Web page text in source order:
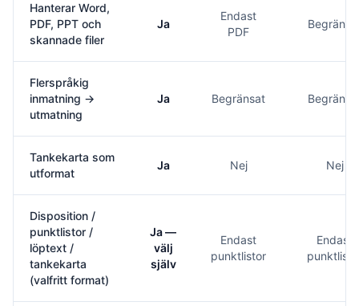
Hanterar Word,
PDF, PPT och
skannade filer
Ja
Endast
PDF
Flerspråkig
inmatning →
utmatning
Ja Begränsat
Tankekarta som
utformat
Ja Nej Nej
Disposition /
punktlistor /
löptext /
tankekarta
(valfritt format)
Ja —
välj
själv
Endast
punktlistor
Endast